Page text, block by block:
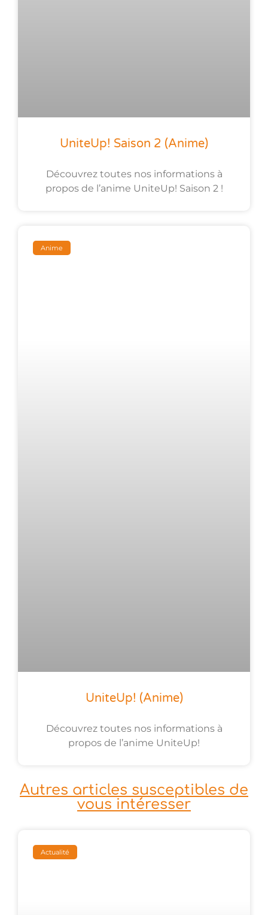
UniteUp! Saison 2 (anime)
Découvrez toutes nos informations à
propos de l’anime UniteUp! Saison 2 !
Anime
UniteUp! (anime)
Découvrez toutes nos informations à
propos de l’anime UniteUp!
Autres articles susceptibles de
vous intéresser
Actualité